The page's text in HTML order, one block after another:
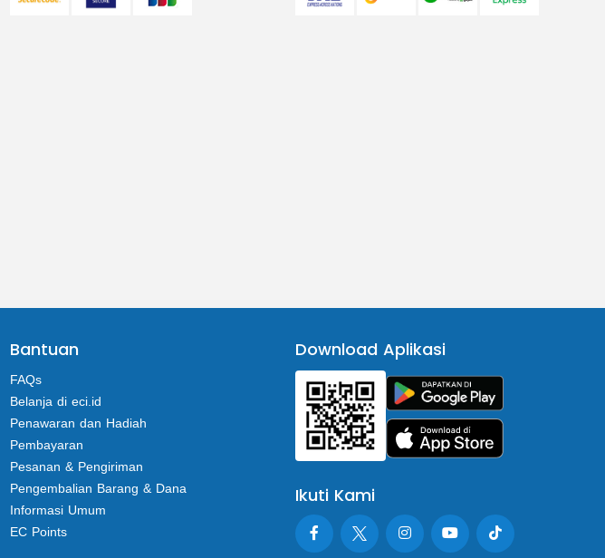
Bantuan
FAQs
Belanja di eci.id
Penawaran dan Hadiah
Pembayaran
Pesanan & Pengiriman
Pengembalian Barang & Dana
Informasi Umum
EC Points
Download Aplikasi
Ikuti Kami